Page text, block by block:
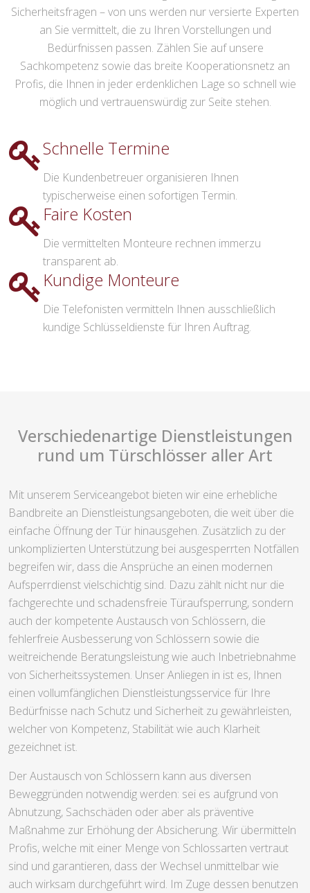
Sicherheitsfragen – von uns werden nur versierte Experten
an Sie vermittelt, die zu Ihren Vorstellungen und
Bedürfnissen passen. Zählen Sie auf unsere
Sachkompetenz sowie das breite Kooperationsnetz an
Profis, die Ihnen in jeder erdenklichen Lage so schnell wie
möglich und vertrauenswürdig zur Seite stehen.
Schnelle Termine
Die Kundenbetreuer organisieren Ihnen
typischerweise einen sofortigen Termin.
Faire Kosten
Die vermittelten Monteure rechnen immerzu
transparent ab.
Kundige Monteure
Die Telefonisten vermitteln Ihnen ausschließlich
kundige Schlüsseldienste für Ihren Auftrag.
Verschiedenartige Dienstleistungen
rund um Türschlösser aller Art
Mit unserem Serviceangebot bieten wir eine erhebliche
Bandbreite an Dienstleistungsangeboten, die weit über die
einfache Öffnung der Tür hinausgehen. Zusätzlich zu der
unkomplizierten Unterstützung bei ausgesperrten Notfällen
begreifen wir, dass die Ansprüche an einen modernen
Aufsperrdienst vielschichtig sind. Dazu zählt nicht nur die
fachgerechte und schadensfreie Türaufsperrung, sondern
auch der kompetente Austausch von Schlössern, die
fehlerfreie Ausbesserung von Schlössern sowie die
weitreichende Beratungsleistung wie auch Inbetriebnahme
von Sicherheitssystemen. Unser Anliegen in ist es, Ihnen
einen vollumfänglichen Dienstleistungsservice für Ihre
Bedürfnisse nach Schutz und Sicherheit zu gewährleisten,
welcher von Kompetenz, Stabilität wie auch Klarheit
gezeichnet ist.
Der Austausch von Schlössern kann aus diversen
Beweggründen notwendig werden: sei es aufgrund von
Abnutzung, Sachschäden oder aber als präventive
Maßnahme zur Erhöhung der Absicherung. Wir übermitteln
Profis, welche mit einer Menge von Schlossarten vertraut
sind und garantieren, dass der Wechsel unmittelbar wie
auch wirksam durchgeführt wird. Im Zuge dessen benutzen